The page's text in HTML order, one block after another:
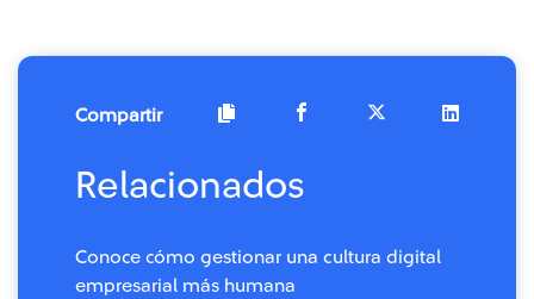
Compartir
Relacionados
Conoce cómo gestionar una cultura digital
empresarial más humana